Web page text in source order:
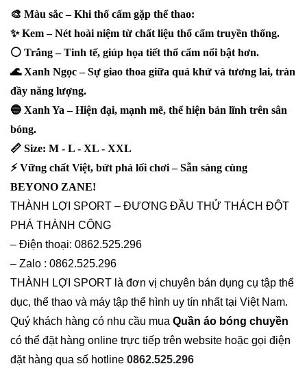
🎨 Màu sắc – Khi thổ cẩm gặp thể thao:
✨ Kem – Nét hoài niệm từ chất liệu thổ cẩm truyền thống.
⚪ Trắng – Tinh tế, giúp họa tiết thổ cẩm nổi bật hơn.
🌊 Xanh Ngọc – Sự giao thoa giữa quá khứ và tương lai, tràn
đầy năng lượng.
🔵 Xanh Ya – Hiện đại, mạnh mẽ, thể hiện bản lĩnh trên sân
bóng.
📏 Size: M - L - XL - XXL
⚡ Vững chất Việt, bứt phá lối chơi – Sẵn sàng cùng
BEYONO ZANE!
THÀNH LỢI SPORT – ĐƯƠNG ĐẦU THỬ THÁCH ĐỘT
PHÁ THÀNH CÔNG
– Điện thoại: 0862.525.296
– Zalo : 0862.525.296
THÀNH LỢI SPORT là đơn vị chuyên bán dụng cụ tập thể
dục, thể thao và máy tập thể hình uy tín nhất tại Việt Nam.
Quý khách hàng có nhu cầu mua Quần áo bóng chuyền
có thể đặt hàng online trực tiếp trên website hoặc gọi điện
đặt hàng qua số hotline 0862.525.296